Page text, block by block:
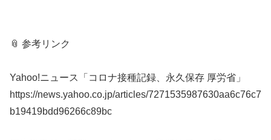
📎 参考リンク
Yahoo!ニュース「コロナ接種記録、永久保存 厚労省」
https://news.yahoo.co.jp/articles/7271535987630aa6c76c7
b19419bdd96266c89bc